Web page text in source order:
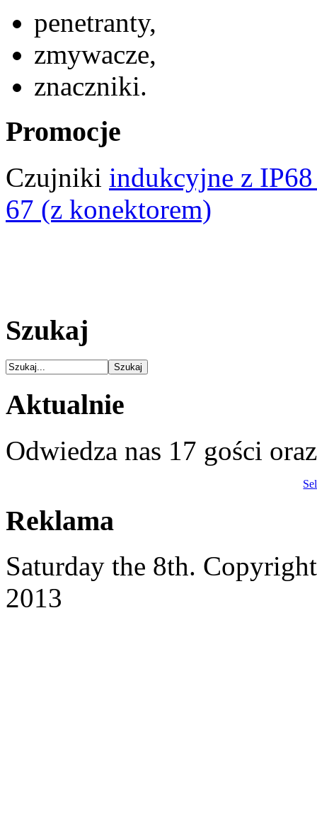
penetranty,
zmywacze,
znaczniki.
Promocje
Czujniki indukcyjne z IP68
67 (z konektorem)
Szukaj
Aktualnie
Odwiedza nas 17 gości
Reklama
Saturday the 8th.
2013